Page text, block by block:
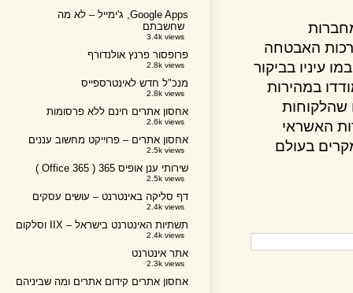
האבטחה
בביקור
במהירות
האשראי
בעולם
Google Apps, ג'ימייל – לא מה
שחשבתם
3.4k views
פרופסור פרנץ אולנדורף
2.8k views
מנכ"ל חדש לאינטרספייס
2.8k views
אחסון אתרים חינם ללא פרסומות
2.6k views
אחסון אתרים – פרוייקט מחשוב עננים
2.5k views
שירותי ענן אופיס 365 ( Office 365 )
2.5k views
דף סליקה באינטרנט – עושים עסקים
2.4k views
תשתיות האינטרנט בישראל – IIX וסלקום
2.4k views
אתר אינטרנט
2.3k views
אחסון אתרים קידום אתרים ומה שביניהם